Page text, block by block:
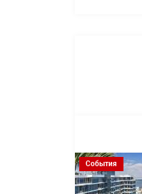
События